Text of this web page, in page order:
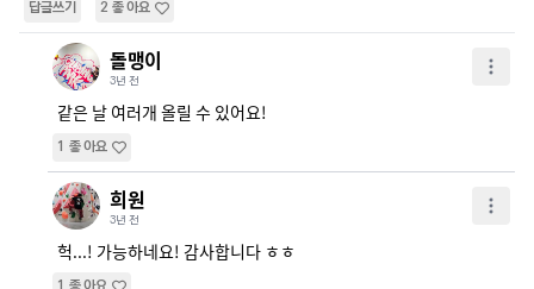
답글쓰기 2 좋아요
돌맹이
3년 전
같은 날 여러개 올릴 수 있어요!
1 좋아요
희원
3년 전
헉...! 가능하네요! 감사합니다 ㅎㅎ